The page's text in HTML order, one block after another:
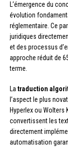
L’émergence du
évolution
réglementaire. Ce
juridiques
et des processus
approche réduit de
terme.
Latraduction
l’aspect le plus
Hyperlex ou
convertissent les
directement
automatisation